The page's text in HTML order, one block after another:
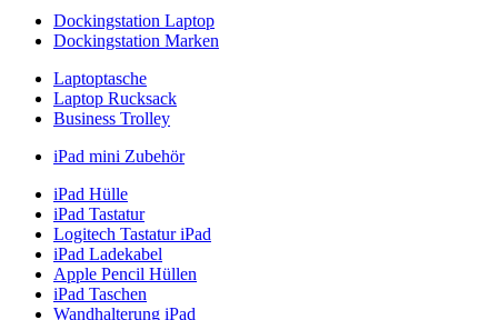
Dockingstation Laptop
Dockingstation Marken
Laptoptasche
Laptop Rucksack
Business Trolley
iPad mini Zubehör
iPad Hülle
iPad Tastatur
Logitech Tastatur iPad
iPad Ladekabel
Apple Pencil Hüllen
iPad Taschen
Wandhalterung iPad